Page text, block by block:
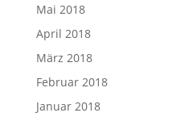
Mai 2018
April 2018
März 2018
Februar 2018
Januar 2018